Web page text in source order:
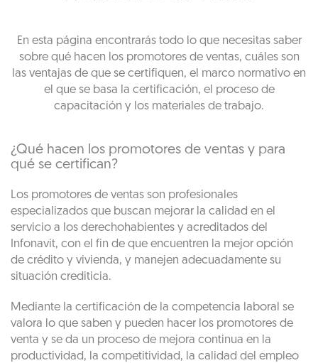
En esta página encontrarás todo lo que necesitas saber
sobre qué hacen los promotores de ventas, cuáles son
las ventajas de que se certifiquen, el marco normativo en
el que se basa la certificación, el proceso de
capacitación y los materiales de trabajo.
¿Qué hacen los promotores de ventas y para
qué se certifican?
Los promotores de ventas son profesionales
especializados que buscan mejorar la calidad en el
servicio a los derechohabientes y acreditados del
Infonavit, con el fin de que encuentren la mejor opción
de crédito y vivienda, y manejen adecuadamente su
situación crediticia.
Mediante la certificación de la competencia laboral se
valora lo que saben y pueden hacer los promotores de
venta y se da un proceso de mejora continua en la
productividad, la competitividad, la calidad del empleo